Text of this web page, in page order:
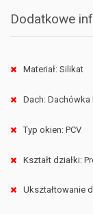
Dodatkowe
Materiał: Silikat
Dach:
Typ okien: PCV
Kształt działki:
Ukształtowanie